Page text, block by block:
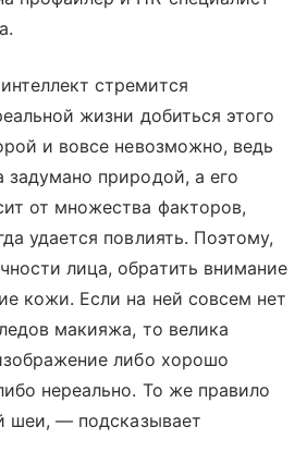
стремится
жизни добиться этого
и вовсе невозможно, ведь
задумано природой, а его
от множества факторов,
удается повлиять. Поэтому,
лица, обратить внимание
кожи. Если на ней совсем нет
макияжа, то велика
либо хорошо
нереально. То же правило
шеи, — подсказывает